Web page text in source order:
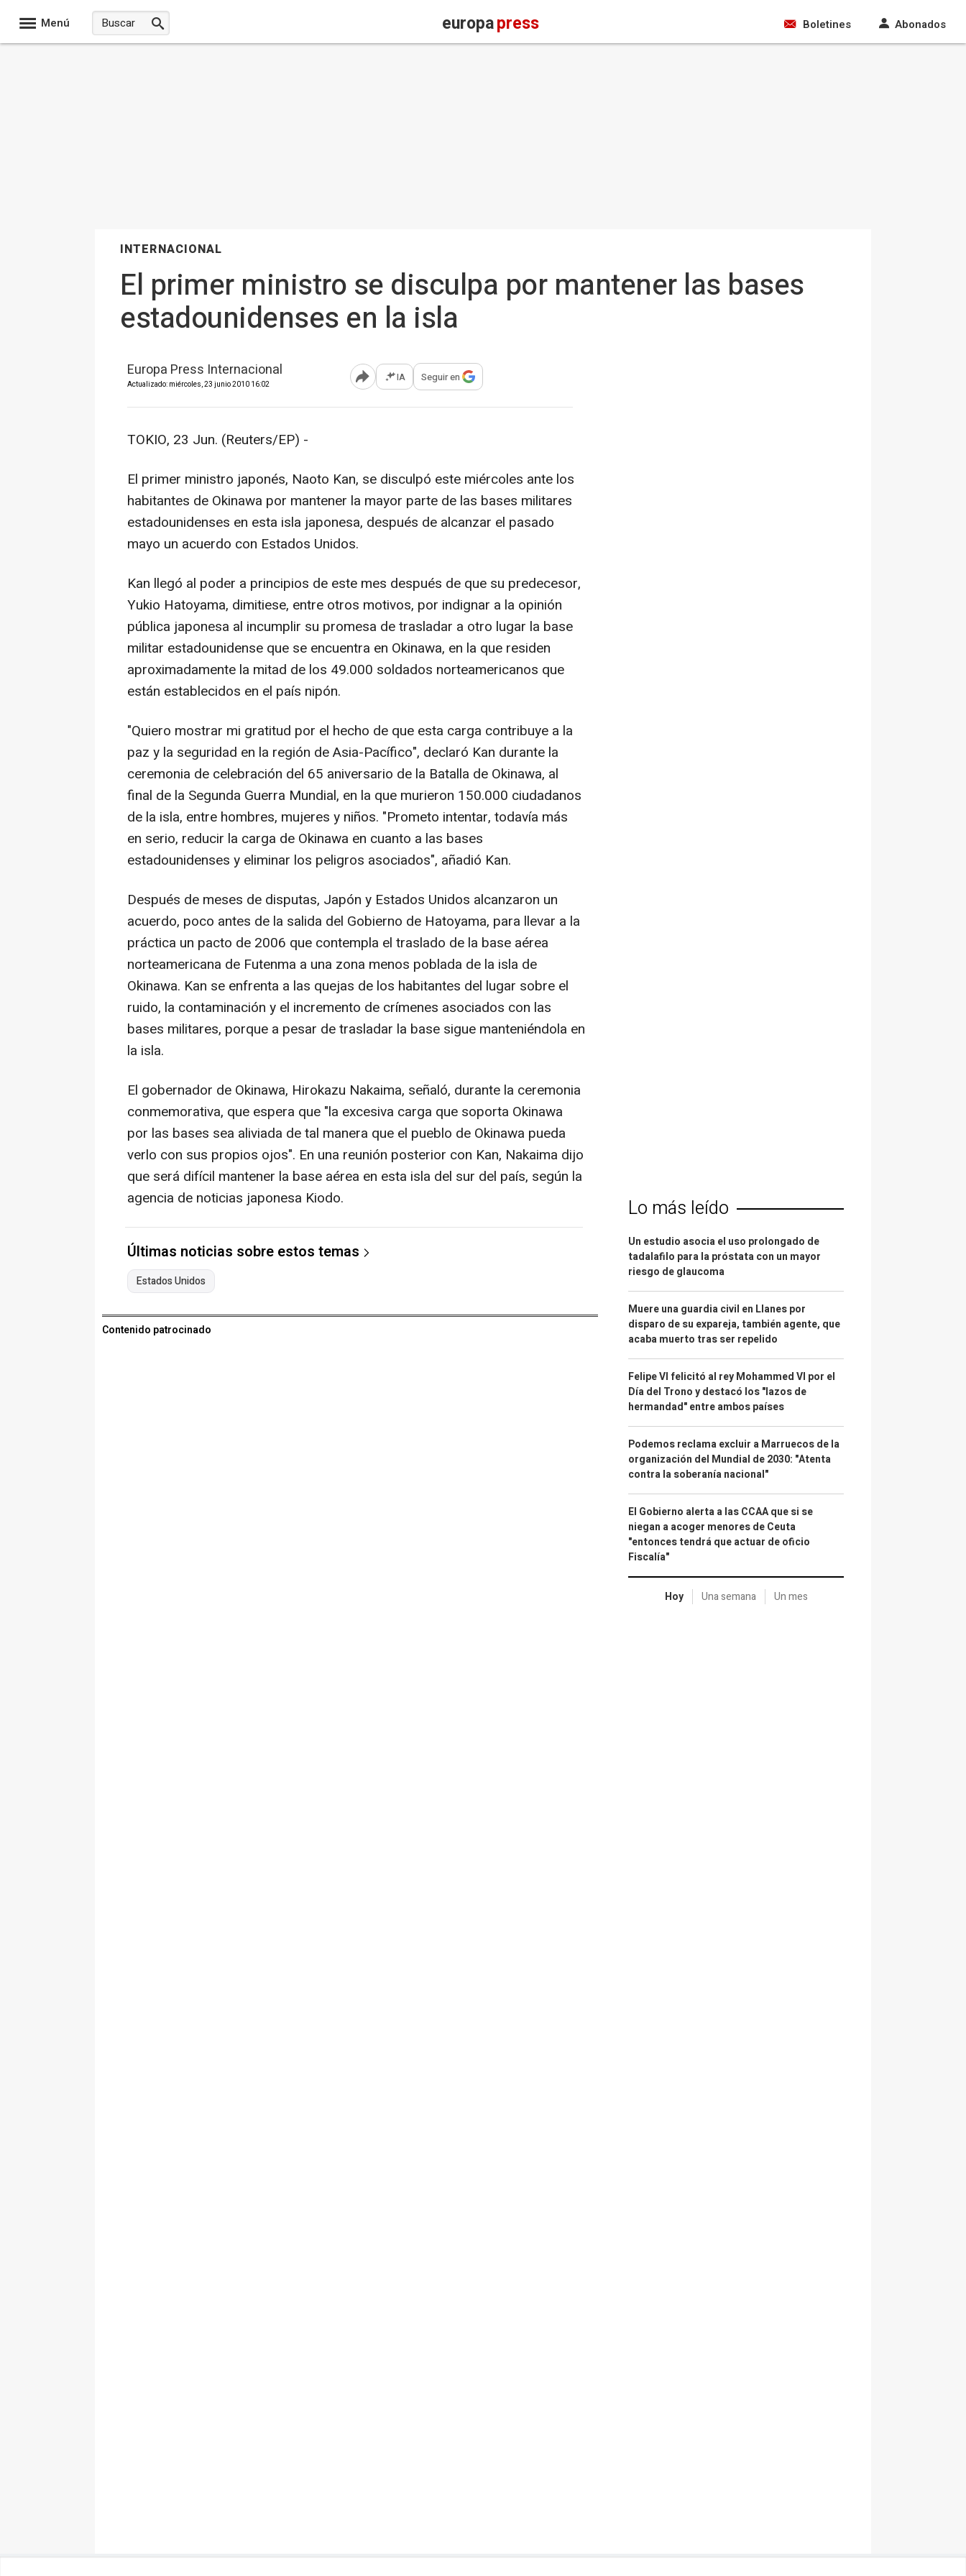
Menú europapress Boletines Abonados
INTERNACIONAL
El primer ministro se disculpa por mantener las bases
estadounidenses en la isla
Europa Press Internacional
Actualizado: miércoles, 23 junio 2010 16:02 Abrir opciones para compartir
IA Seguir en
TOKIO, 23 Jun. (Reuters/EP) -
El primer ministro japonés, Naoto Kan, se disculpó este miércoles ante los
habitantes de Okinawa por mantener la mayor parte de las bases militares
estadounidenses en esta isla japonesa, después de alcanzar el pasado
mayo un acuerdo con Estados Unidos.
Kan llegó al poder a principios de este mes después de que su predecesor,
Yukio Hatoyama, dimitiese, entre otros motivos, por indignar a la opinión
pública japonesa al incumplir su promesa de trasladar a otro lugar la base
militar estadounidense que se encuentra en Okinawa, en la que residen
aproximadamente la mitad de los 49.000 soldados norteamericanos que
están establecidos en el país nipón.
"Quiero mostrar mi gratitud por el hecho de que esta carga contribuye a la
paz y la seguridad en la región de Asia-Pacífico", declaró Kan durante la
ceremonia de celebración del 65 aniversario de la Batalla de Okinawa, al
final de la Segunda Guerra Mundial, en la que murieron 150.000 ciudadanos
de la isla, entre hombres, mujeres y niños. "Prometo intentar, todavía más
en serio, reducir la carga de Okinawa en cuanto a las bases
estadounidenses y eliminar los peligros asociados", añadió Kan.
Después de meses de disputas, Japón y Estados Unidos alcanzaron un
acuerdo, poco antes de la salida del Gobierno de Hatoyama, para llevar a la
práctica un pacto de 2006 que contempla el traslado de la base aérea
norteamericana de Futenma a una zona menos poblada de la isla de
Okinawa. Kan se enfrenta a las quejas de los habitantes del lugar sobre el
ruido, la contaminación y el incremento de crímenes asociados con las
bases militares, porque a pesar de trasladar la base sigue manteniéndola en
la isla.
El gobernador de Okinawa, Hirokazu Nakaima, señaló, durante la ceremonia
conmemorativa, que espera que "la excesiva carga que soporta Okinawa
por las bases sea aliviada de tal manera que el pueblo de Okinawa pueda
verlo con sus propios ojos". En una reunión posterior con Kan, Nakaima dijo
que será difícil mantener la base aérea en esta isla del sur del país, según la
agencia de noticias japonesa Kiodo.
Últimas noticias sobre estos temas
Estados Unidos
Contenido patrocinado
Lo más leído
Un estudio asocia el uso prolongado de
tadalafilo para la próstata con un mayor
riesgo de glaucoma
Muere una guardia civil en Llanes por
disparo de su expareja, también agente, que
acaba muerto tras ser repelido
Felipe VI felicitó al rey Mohammed VI por el
Día del Trono y destacó los "lazos de
hermandad" entre ambos países
Podemos reclama excluir a Marruecos de la
organización del Mundial de 2030: "Atenta
contra la soberanía nacional"
El Gobierno alerta a las CCAA que si se
niegan a acoger menores de Ceuta
"entonces tendrá que actuar de oficio
Fiscalía"
Hoy Una semana Un mes